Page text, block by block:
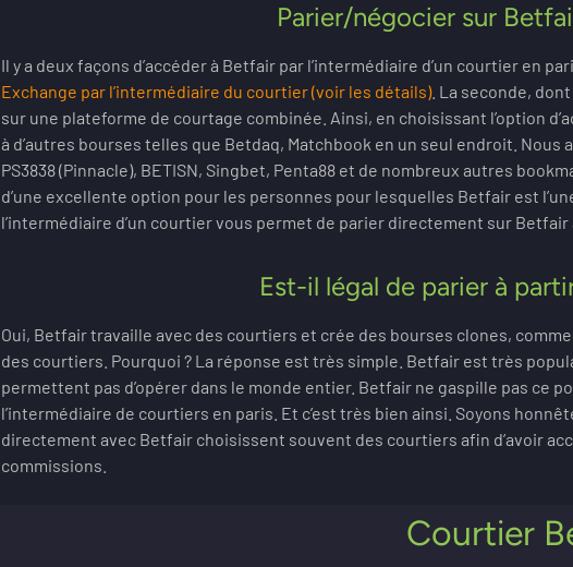
Parier/négocier sur
Il y a deux façons d’accéder à Betfair par l’intermédiaire d’un courtier en
Exchange par l’intermédiaire du courtier (voir les détails). La seconde,
sur une plateforme de courtage combinée. Ainsi, en choisissant l’option
à d’autres bourses telles que Betdaq, Matchbook en un seul endroit.
PS3838 (Pinnacle), BETISN, Singbet, Penta88 et de nombreux autres
d’une excellente option pour les personnes pour lesquelles Betfair est
l’intermédiaire d’un courtier vous permet de parier directement sur
Est-il légal de parier à
Oui, Betfair travaille avec des courtiers et crée des bourses clones,
des courtiers. Pourquoi ? La réponse est très simple. Betfair est très
permettent pas d’opérer dans le monde entier. Betfair ne gaspille pas ce
l’intermédiaire de courtiers en paris. Et c’est très bien ainsi. Soyons
directement avec Betfair choisissent souvent des courtiers afin d’avoir
commissions.
Courtier